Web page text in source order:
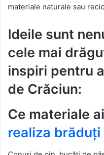
materiale naturale sau
Ideile sunt
cele mai
inspiri pentru
de Crăciun:
Ce materiale
realiza